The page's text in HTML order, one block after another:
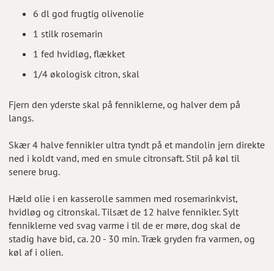
6 dl god frugtig olivenolie
1 stilk rosemarin
1 fed hvidløg, flækket
1/4 økologisk citron, skal
Fjern den yderste skal på fenniklerne, og halver dem på
langs.
Skær 4 halve fennikler ultra tyndt på et mandolin jern direkte
ned i koldt vand, med en smule citronsaft. Stil på køl til
senere brug.
Hæld olie i en kasserolle sammen med rosemarinkvist,
hvidløg og citronskal. Tilsæt de 12 halve fennikler. Sylt
fenniklerne ved svag varme i til de er møre, dog skal de
stadig have bid, ca. 20 - 30 min. Træk gryden fra varmen, og
køl af i olien.